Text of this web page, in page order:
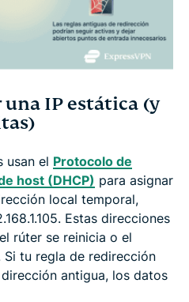
IP estática (y
usan el Protocolo de
host (DHCP) para asignar
local temporal,
Estas direcciones
rúter se reinicia o el
tu regla de redirección
antigua, los datos